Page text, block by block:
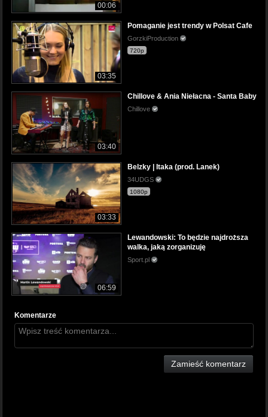
00:06
03:35
Pomaganie jest trendy w Polsat Cafe
GorzkiProduction
720p
03:40
Chillove & Ania Niełacna - Santa Baby
Chillove
03:33
Belzky | Itaka (prod. Lanek)
34UDGS
1080p
06:59
Lewandowski: To będzie najdroższa
walka, jaką zorganizuję
Sport.pl
Komentarze
Zamieść komentarz